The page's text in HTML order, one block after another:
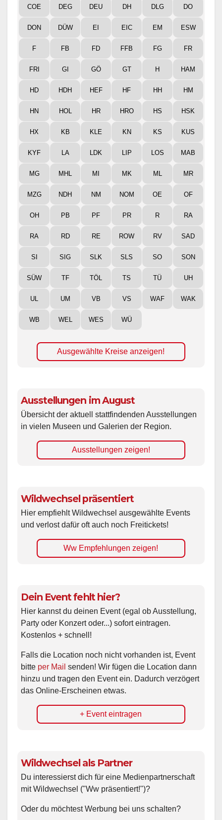
COE DEG DEU DH DLG DO
DON DÜW EI EIC EM ESW
F FB FD FFB FG FR
FRI GI GÖ GT H HAM
HD HDH HEF HF HH HM
HN HOL HR HRO HS HSK
HX KB KLE KN KS KUS
KYF LA LDK LIP LOS MAB
MG MHL MI MK ML MR
MZG NDH NM NOM OE OF
OH PB PF PR R RA
RA RD RE ROW RV SAD
SI SIG SLK SLS SO SON
SÜW TF TÖL TS TÜ UH
UL UM VB VS WAF WAK
WB WEL WES WÜ
Ausgewählte Kreise anzeigen!
Ausstellungen im August
Übersicht der aktuell stattfindenden Ausstellungen
in vielen Museen und Galerien der Region.
Ausstellungen zeigen!
Wildwechsel präsentiert
Hier empfiehlt Wildwechsel ausgewählte Events
und verlost dafür oft auch noch Freitickets!
Ww Empfehlungen zeigen!
Dein Event fehlt hier?
Hier kannst du deinen Event (egal ob Ausstellung,
Party oder Konzert oder...) sofort eintragen.
Kostenlos + schnell!
Falls die Location noch nicht vorhanden ist, Event
bitte per Mail senden! Wir fügen die Location dann
hinzu und tragen den Event ein. Dadurch verzögert
das Online-Erscheinen etwas.
+ Event eintragen
Wildwechsel als Partner
Du interessierst dich für eine Medienpartnerschaft
mit Wildwechsel ("Ww präsentiert!")?
Oder du möchtest Werbung bei uns schalten?